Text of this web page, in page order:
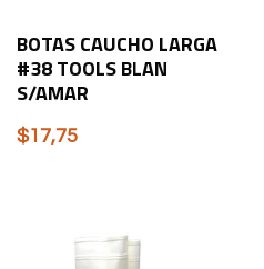
BOTAS CAUCHO LARGA
#38 TOOLS BLAN
S/AMAR
$17,75